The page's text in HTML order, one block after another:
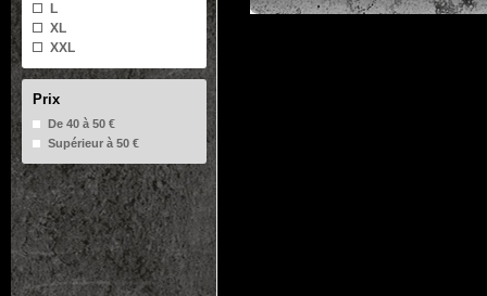
L
XL
XXL
Prix
De 40 à 50 €
Supérieur à 50 €